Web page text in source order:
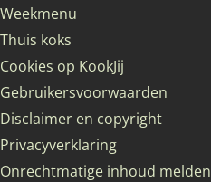
Weekmenu
Thuis koks
Cookies op KookJij
Gebruikersvoorwaarden
Disclaimer en copyright
Privacyverklaring
Onrechtmatige inhoud melden